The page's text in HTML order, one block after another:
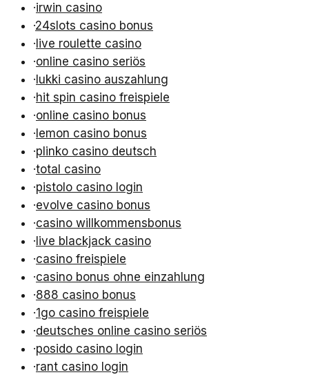
·irwin casino
·24slots casino bonus
· live roulette casino
·online casino seriös
· lukki casino auszahlung
·hit spin casino freispiele
·online casino bonus
· lemon casino bonus
·plinko casino deutsch
·total casino
·pistolo casino login
·evolve casino bonus
·casino willkommensbonus
· live blackjack casino
·casino freispiele
·casino bonus ohne einzahlung
·888 casino bonus
·1go casino freispiele
·deutsches online casino seriös
·posido casino login
·rant casino login